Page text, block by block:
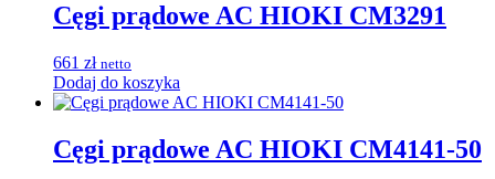
Cęgi prądowe AC HIOKI CM3291
661 zł netto
Dodaj do koszyka
Cęgi prądowe AC HIOKI CM4141-50